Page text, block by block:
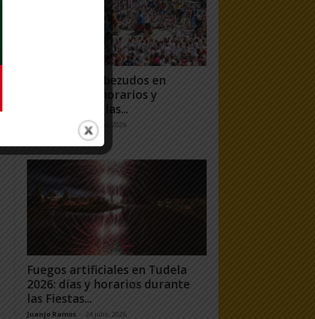
Gigantes y Cabezudos en
Tudela 2026: horarios y
recorridos en las...
- 25 julio, 2026
Fuegos artificiales en Tudela
2026: días y horarios durante
las Fiestas...
Juanjo Ramos - 24 julio, 2026